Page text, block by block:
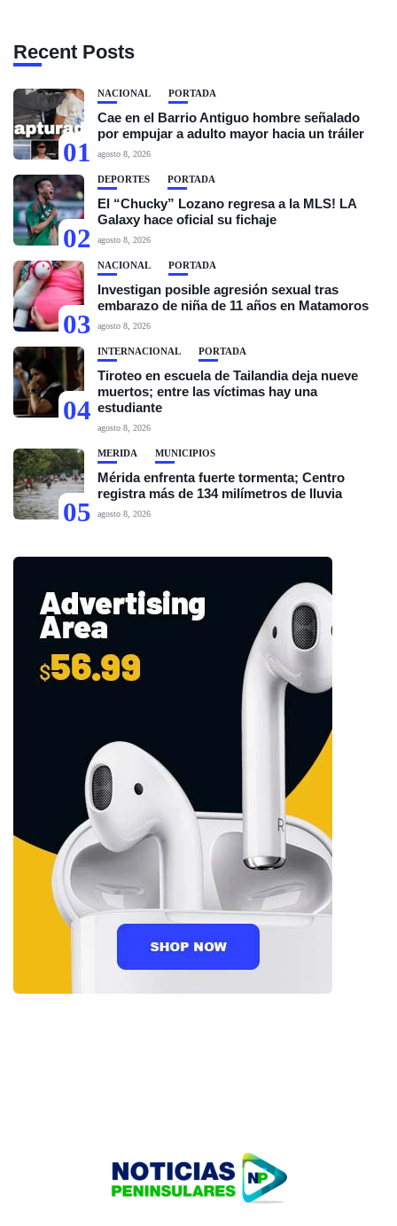
Recent Posts
01
NACIONAL PORTADA
Cae en el Barrio Antiguo hombre señalado
por empujar a adulto mayor hacia un tráiler
agosto 8, 2026
02
DEPORTES PORTADA
El “Chucky” Lozano regresa a la MLS! LA
Galaxy hace oficial su fichaje
agosto 8, 2026
03
NACIONAL PORTADA
Investigan posible agresión sexual tras
embarazo de niña de 11 años en Matamoros
agosto 8, 2026
04
INTERNACIONAL PORTADA
Tiroteo en escuela de Tailandia deja nueve
muertos; entre las víctimas hay una
estudiante
agosto 8, 2026
05
MÉRIDA MUNICIPIOS
Mérida enfrenta fuerte tormenta; Centro
registra más de 134 milímetros de lluvia
agosto 8, 2026